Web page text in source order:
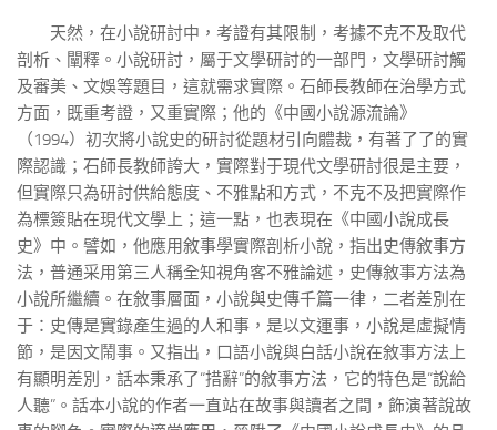
天然，在小說研討中，考證有其限制，考據不克不及取代
剖析、闡釋。小說研討，屬于文學研討的一部門，文學研討觸
及審美、文娛等題目，這就需求實際。石師長教師在治學方式
方面，既重考證，又重實際；他的《中國小說源流論》
（1994）初次將小說史的研討從題材引向體裁，有著了了的實
際認識；石師長教師誇大，實際對于現代文學研討很是主要，
但實際只為研討供給態度、不雅點和方式，不克不及把實際作
為標簽貼在現代文學上；這一點，也表現在《中國小說成長
史》中。譬如，他應用敘事學實際剖析小說，指出史傳敘事方
法，普通采用第三人稱全知視角客不雅論述，史傳敘事方法為
小說所繼續。在敘事層面，小說與史傳千篇一律，二者差別在
于：史傳是實錄產生過的人和事，是以文運事，小說是虛擬情
節，是因文鬧事。又指出，口語小說與白話小說在敘事方法上
有顯明差別，話本秉承了“措辭”的敘事方法，它的特色是“說給
人聽”。話本小說的作者一直站在故事與讀者之間，飾演著說故